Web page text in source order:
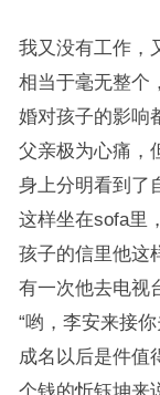
我又没有工作，
相当于毫无整个
婚对孩子的影响
父亲极为心痛，
身上分明看到了
这样坐在sofa里
孩子的信里他这
有一次他去电视
“哟，李安来接
成名以后是件值
个钱的忻钰坤来